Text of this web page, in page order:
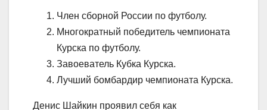
Член сборной России по футболу.
Многократный победитель чемпионата
Курска по футболу.
Завоеватель Кубка Курска.
Лучший бомбардир чемпионата Курска.
Денис Шайкин проявил себя как